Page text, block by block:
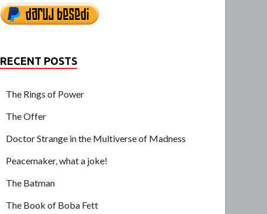
RECENT POSTS
The Rings of Power
The Offer
Doctor Strange in the Multiverse of Madness
Peacemaker, what a joke!
The Batman
The Book of Boba Fett